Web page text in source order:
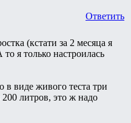
Ответить
(кстати за 2 месяца я
я только настроилась
виде живого теста три
литров, это ж надо